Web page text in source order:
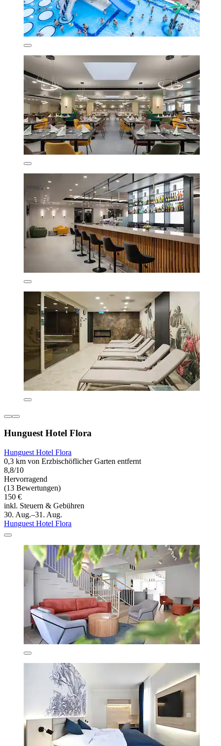
Hunguest Hotel Flora
Hunguest Hotel Flora
0,3 km von Erzbischöflicher Garten entfernt
8,8/10
Hervorragend
(13 Bewertungen)
150 €
inkl. Steuern & Gebühren
30. Aug.–31. Aug.
Hunguest Hotel Flora